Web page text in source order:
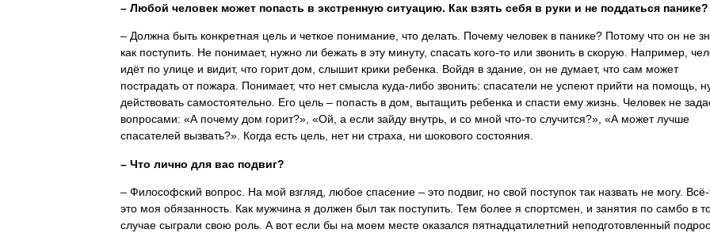
– Любой человек может попасть в экстренную ситуацию. Как взять себя в руки и не поддаться панике?
– Должна быть конкретная цель и четкое понимание, что делать. Почему человек в панике? Потому что он не
как поступить. Не понимает, нужно ли бежать в эту минуту, спасать кого-то или звонить в скорую. Например,
идёт по улице и видит, что горит дом, слышит крики ребенка. Войдя в здание, он не думает, что сам может
пострадать от пожара. Понимает, что нет смысла куда-либо звонить: спасатели не успеют прийти на помощь,
действовать самостоятельно. Его цель – попасть в дом, вытащить ребенка и спасти ему жизнь. Человек не
вопросами: «А почему дом горит?», «Ой, а если зайду внутрь, и со мной что-то случится?», «А может лучше
спасателей вызвать?». Когда есть цель, нет ни страха, ни шокового состояния.
– Что лично для вас подвиг?
– Философский вопрос. На мой взгляд, любое спасение – это подвиг, но свой поступок так назвать не могу. Всё-
это моя обязанность. Как мужчина я должен был так поступить. Тем более я спортсмен, и занятия по самбо в
случае сыграли свою роль. А вот если бы на моем месте оказался пятнадцатилетний неподготовленный